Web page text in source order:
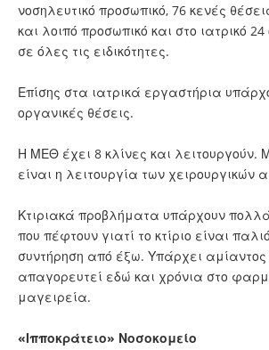
νοσηλευτικό προσωπικό, 76 κενές θέσεις
και λοιπό προσωπικό και στο ιατρικό
σε όλες τις ειδικότητες.
Επίσης στα ιατρικά εργαστήρια
οργανικές θέσεις.
Η ΜΕΘ έχει 8 κλίνες και λειτουργούν.
είναι η λειτουργία των χειρουργικών
Κτιριακά προβλήματα υπάρχουν
που πέφτουν γιατί το κτίριο είναι
συντήρηση από έξω. Υπάρχει αμίαντος
απαγορευτεί εδώ και χρόνια στο
μαγειρεία.
«Ιπποκράτειο» Νοσοκομείο